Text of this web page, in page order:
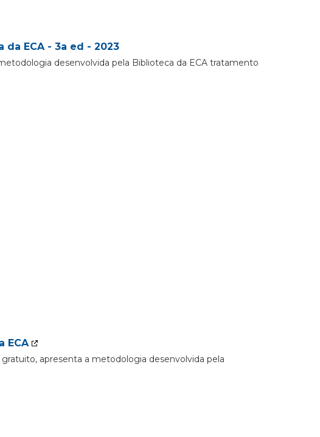
ECA - 3a ed - 2023
desenvolvida pela Biblioteca da ECA tratamento
ECA
apresenta a metodologia desenvolvida pela